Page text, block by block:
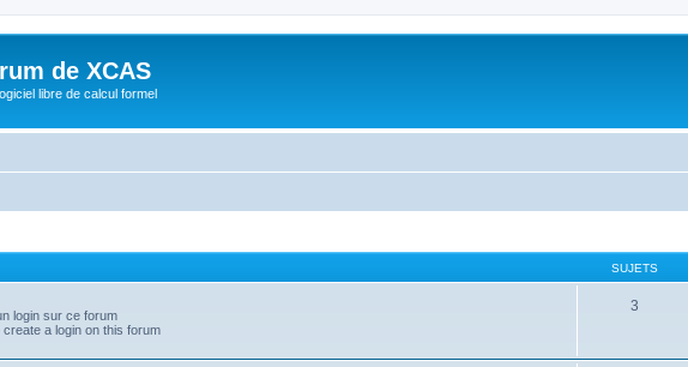
de XCAS
libre de calcul formel
SUJETS
login sur ce forum
a login on this forum
3